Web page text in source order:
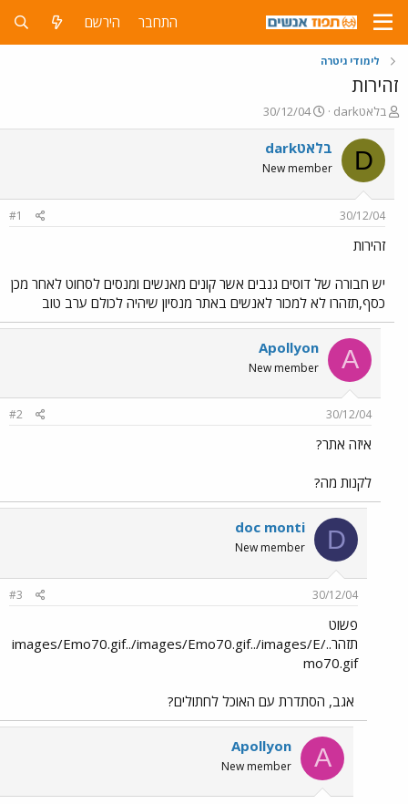
התחבר הירשם
לימודי גיטרה
זהירות
פ
ו
ת
ח
ה
ש
א
darkבלאט
פ
ו
ר
ם
30/12/04
D darkבלאט
New member
30/12/04
#1
זהירות
יש חבורה של דוסים גנבים אשר קונים מאנשים ומנסים לסחוט לאחר מכן
כסף,תזהרו לא למכור לאנשים באתר מנסיון שיהיה לכולם ערב טוב
A
Apollyon
New member
30/12/04
#2
איזה אתר?
לקנות מה?
D
doc monti
New member
30/12/04
#3
פשוט
תזהר../images/Emo70.gif../images/Emo70.gif../images/E
mo70.gif
אגב, הסתדרת עם האוכל לחתולים?
A
Apollyon
New member